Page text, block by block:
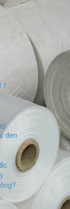
1
đen